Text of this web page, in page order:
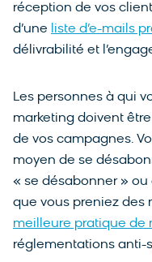
réception de vos
d’une
liste d’e-mails
délivrabilité et
Les personnes à qui
marketing doivent
de vos campagnes.
moyen de se
« se désabonner » ou
que vous preniez des
meilleure pratique de
réglementations anti-